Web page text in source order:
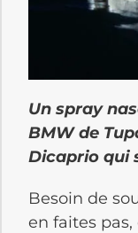
Un spray
BMW de
Dicaprio qui
Besoin de
en faites